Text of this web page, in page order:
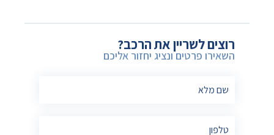
רוצים לשריין את הרכב?
השאירו פרטים ונציג יחזור אליכם